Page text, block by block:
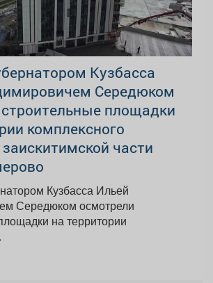
Кузбасса
Середюком
площадки
комплексного
части
Кузбасса Ильей
осмотрели
на территории